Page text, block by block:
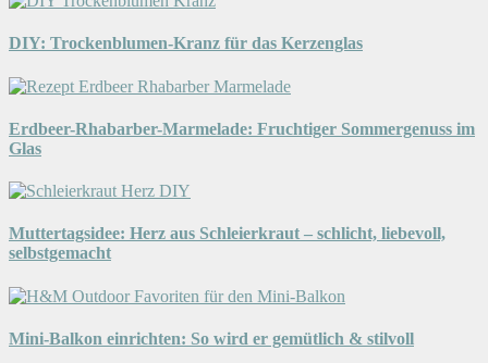
DIY: Trockenblumen-Kranz für das Kerzenglas
Erdbeer-Rhabarber-Marmelade: Fruchtiger Sommergenuss im
Glas
Muttertagsidee: Herz aus Schleierkraut – schlicht, liebevoll,
selbstgemacht
Mini-Balkon einrichten: So wird er gemütlich & stilvoll